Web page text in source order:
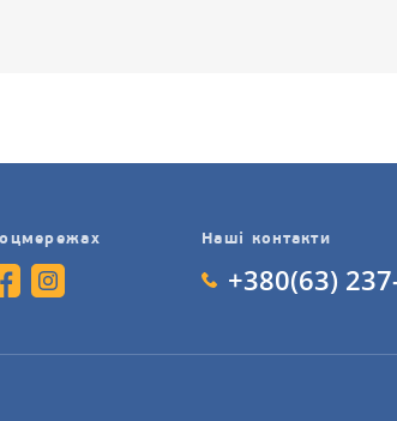
Наші контакти
+380(63)